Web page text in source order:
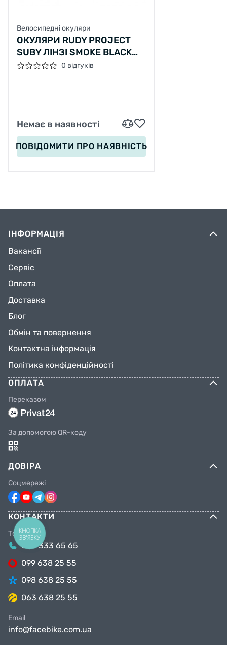
Велосипедні окуляри
ОКУЛЯРИ RUDY PROJECT
SUBY ЛІНЗІ SMOKE BLACK
DEG ОПРАВА BLACK GLOSS
0 відгуків
Немає в наявності
ПОВІДОМИТИ ПРО НАЯВНІСТЬ
ІНФОРМАЦІЯ
Вакансії
Сервіс
Оплата
Доставка
Блог
Обмін та повернення
Контактна інформація
Політика конфіденційності
ОПЛАТА
Переказом
За допомогою QR-коду
ДОВІРА
Соцмережі
КОНТАКТИ
Телефони
044 333 65 65
099 638 25 55
098 638 25 55
063 638 25 55
Email
info@facebike.com.ua
КНОПКА
ЗВ'ЯЗКУ